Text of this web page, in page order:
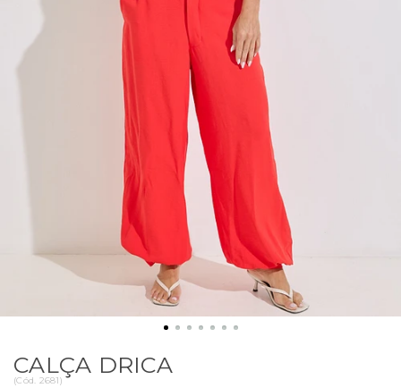
CALÇA DRICA
(Cód. 2681)